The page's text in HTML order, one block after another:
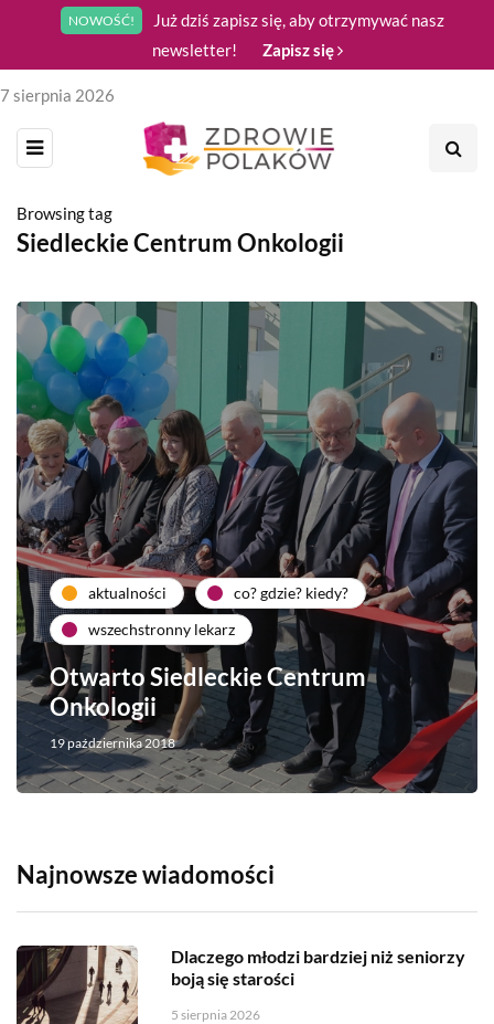
NOWOŚĆ!
Już dziś zapisz się, aby otrzymywać nasz
newsletter!
Zapisz się
7 sierpnia 2026
Browsing tag
Siedleckie Centrum Onkologii
aktualności
co? gdzie? kiedy?
wszechstronny lekarz
Otwarto Siedleckie Centrum
Onkologii
19 października 2018
Najnowsze wiadomości
Dlaczego młodzi bardziej niż seniorzy
boją się starości
5 sierpnia 2026